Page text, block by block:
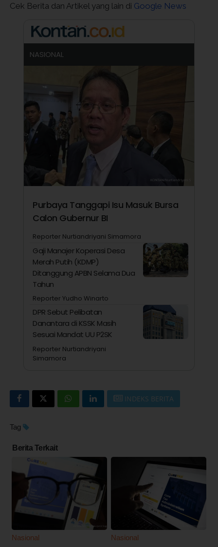
Cek Berita dan Artikel yang lain di Google News
NASIONAL
Purbaya Tanggapi Isu Masuk Bursa
Calon Gubernur BI
Reporter Nurtiandriyani Simamora
Gaji Manajer Koperasi Desa
Merah Putih (KDMP)
Ditanggung APBN Selama Dua
Tahun
Reporter Yudho Winarto
DPR Sebut Pelibatan
Danantara di KSSK Masih
Sesuai Mandat UU P2SK
Reporter Nurtiandriyani
Simamora
INDEKS BERITA
Tag
Berita Terkait
Nasional Nasional